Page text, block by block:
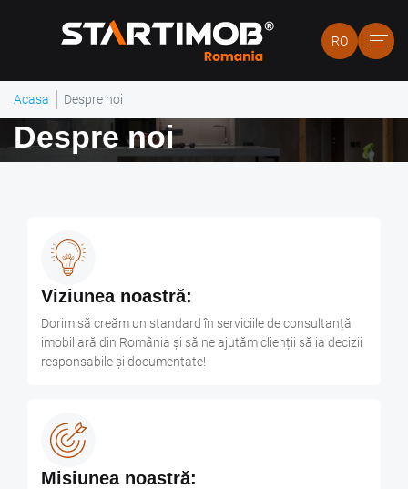
RO
Acasa Despre noi
Despre noi
Viziunea noastră:
Dorim să creăm un standard în serviciile de consultanță
imobiliară din România și să ne ajutăm clienții să ia decizii
responsabile și documentate!
Misiunea noastră: